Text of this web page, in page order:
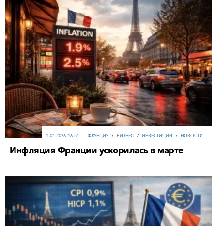
ФРАНЦИЯ / БИЗНЕС / ИНВЕСТИЦИИ / НОВОСТИ
1-04-2026, 16:54
Инфляция Франции ускорилась в марте